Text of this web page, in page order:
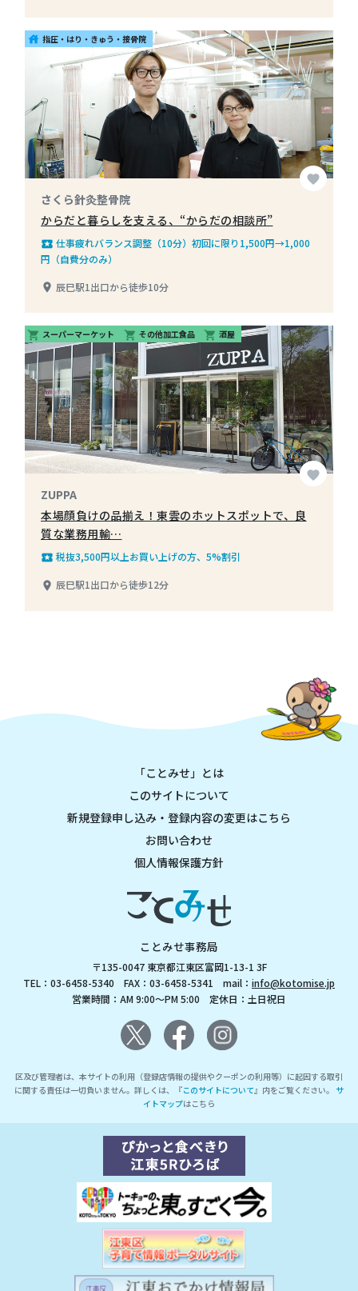
house 指圧・はり・きゅう・接骨院
favorite
さくら針灸整骨院
からだと暮らしを支える、“からだの相談所”
local_play 仕事疲れバランス調整（10分）初回に限り1,500円→1,000
円（自費分のみ）
place 辰巳駅1出口から徒歩10分
shopping_cart スーパーマーケット shopping_cart その他加工食品 shopping_cart 酒屋
favorite
ZUPPA
本場顔負けの品揃え！東雲のホットスポットで、良
質な業務用輸…
local_play 税抜3,500円以上お買い上げの方、5%割引
place 辰巳駅1出口から徒歩12分
「ことみせ」とは
このサイトについて
新規登録申し込み・登録内容の変更はこちら
お問い合わせ
個人情報保護方針
ことみせ事務局
〒135-0047 東京都江東区富岡1-13-1 3F
TEL：03-6458-5340 FAX：03-6458-5341 mail： info@kotomise.jp
営業時間：AM 9:00～PM 5:00 定休日：土日祝日
区及び管理者は、本サイトの利用（登録店情報の提供やクーポンの利用等）に起因する取引
に関する責任は一切負いません。詳しくは、『このサイトについて』内をご覧ください。 サ
イトマップはこちら